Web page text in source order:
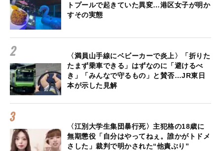
トプールで起きていた異変…港区女子が明か
すその実態
〈満員山手線にベビーカーで炎上〉「折りた
たまず乗車できる」はずなのに「避けるべ
き」「みんなで守るもの」と賛否…JR東日
本が示した見解
〈江別大学生集団暴行死〉主犯格の18歳に
無期懲役「自分はやってねぇ。誰かがトドメ
さした」裁判で明かされた“他責ぶり”